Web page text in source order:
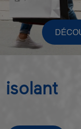
isolant